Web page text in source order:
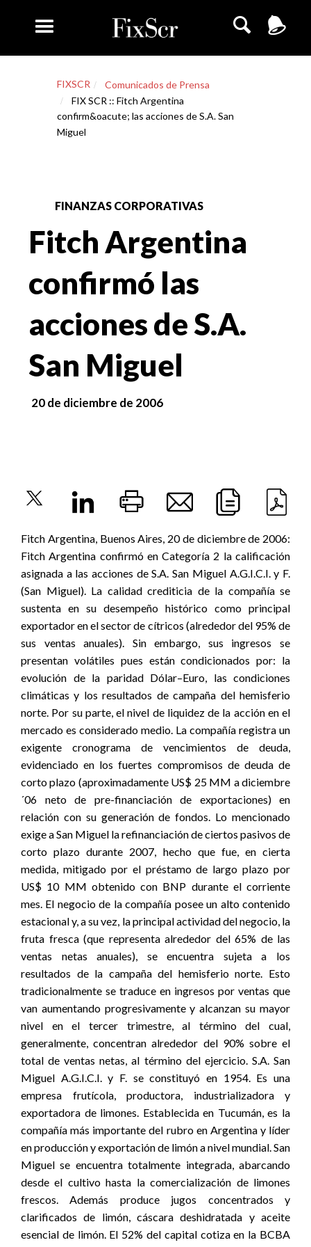
FIXSCR
Comunicados de Prensa
FIX SCR :: Fitch Argentina
confirm&oacute; las acciones de S.A. San
Miguel
FINANZAS CORPORATIVAS
Fitch Argentina
confirmó las
acciones de S.A.
San Miguel
20 de diciembre de 2006
Fitch Argentina, Buenos Aires, 20 de diciembre de 2006:
Fitch Argentina confirmó en Categoría 2 la calificación
asignada a las acciones de S.A. San Miguel A.G.I.C.I. y F.
(San Miguel). La calidad crediticia de la compañía se
sustenta en su desempeño histórico como principal
exportador en el sector de cítricos (alrededor del 95% de
sus ventas anuales). Sin embargo, sus ingresos se
presentan volátiles pues están condicionados por: la
evolución de la paridad Dólar–Euro, las condiciones
climáticas y los resultados de campaña del hemisferio
norte. Por su parte, el nivel de liquidez de la acción en el
mercado es considerado medio. La compañía registra un
exigente cronograma de vencimientos de deuda,
evidenciado en los fuertes compromisos de deuda de
corto plazo (aproximadamente US$ 25 MM a diciembre
´06 neto de pre-financiación de exportaciones) en
relación con su generación de fondos. Lo mencionado
exige a San Miguel la refinanciación de ciertos pasivos de
corto plazo durante 2007, hecho que fue, en cierta
medida, mitigado por el préstamo de largo plazo por
US$ 10 MM obtenido con BNP durante el corriente
mes. El negocio de la compañía posee un alto contenido
estacional y, a su vez, la principal actividad del negocio, la
fruta fresca (que representa alrededor del 65% de las
ventas netas anuales), se encuentra sujeta a los
resultados de la campaña del hemisferio norte. Esto
tradicionalmente se traduce en ingresos por ventas que
van aumentando progresivamente y alcanzan su mayor
nivel en el tercer trimestre, al término del cual,
generalmente, concentran alrededor del 90% sobre el
total de ventas netas, al término del ejercicio. S.A. San
Miguel A.G.I.C.I. y F. se constituyó en 1954. Es una
empresa frutícola, productora, industrializadora y
exportadora de limones. Establecida en Tucumán, es la
compañía más importante del rubro en Argentina y líder
en producción y exportación de limón a nivel mundial. San
Miguel se encuentra totalmente integrada, abarcando
desde el cultivo hasta la comercialización de limones
frescos. Además produce jugos concentrados y
clarificados de limón, cáscara deshidratada y aceite
esencial de limón. El 52% del capital cotiza en la BCBA